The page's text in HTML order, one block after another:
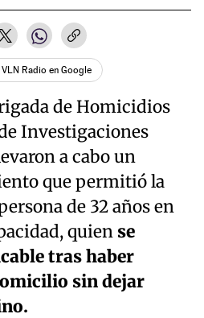
Radio en Google
de Homicidios
Investigaciones
a cabo un
que permitió la
de 32 años en
quien se
tras haber
sin dejar